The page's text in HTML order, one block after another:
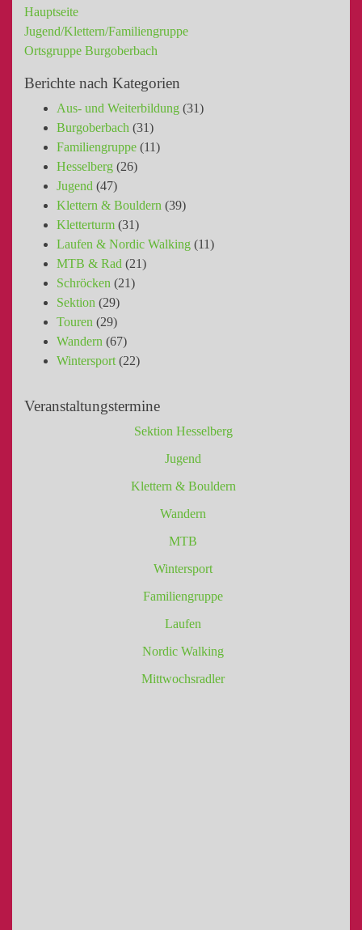
Hauptseite
Jugend/Klettern/Familiengruppe
Ortsgruppe Burgoberbach
Berichte nach Kategorien
Aus- und Weiterbildung (31)
Burgoberbach (31)
Familiengruppe (11)
Hesselberg (26)
Jugend (47)
Klettern & Bouldern (39)
Kletterturm (31)
Laufen & Nordic Walking (11)
MTB & Rad (21)
Schröcken (21)
Sektion (29)
Touren (29)
Wandern (67)
Wintersport (22)
Veranstaltungstermine
Sektion Hesselberg
Jugend
Klettern & Bouldern
Wandern
MTB
Wintersport
Familiengruppe
Laufen
Nordic Walking
Mittwochsradler